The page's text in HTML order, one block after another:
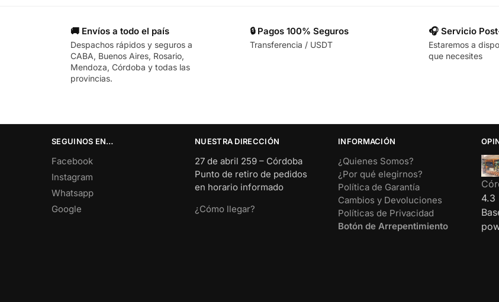
🚚 Envíos a todo el país
Despachos rápidos y seguros a
CABA, Buenos Aires, Rosario,
Mendoza, Córdoba y todas las
provincias.
🔒 Pagos 100% Seguros
Transferencia / USDT
🎧 Servicio
Estaremos a
que necesites
SEGUINOS EN…
Facebook
Instagram
Whatsapp
Google
NUESTRA DIRECCIÓN
27 de abril 259 – Córdoba
Punto de retiro de pedidos
en horario informado
¿Cómo llegar?
INFORMACIÓN
¿Quienes Somos?
¿Por qué elegirnos?
Política de Garantía
Cambios y Devoluciones
Políticas de Privacidad
Botón de Arrepentimiento
4.3